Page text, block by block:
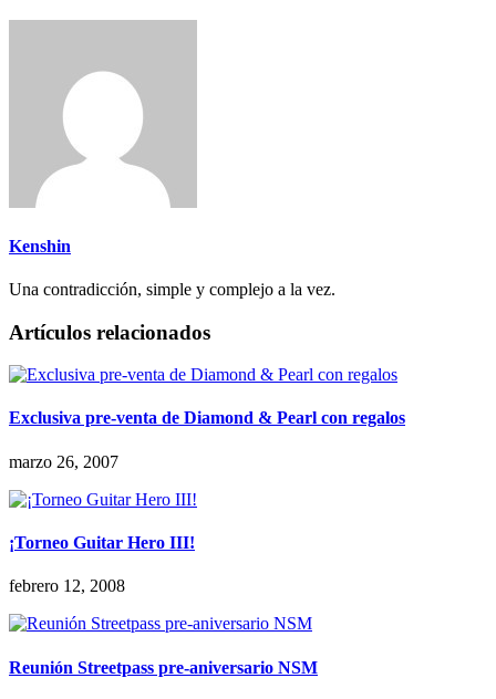
Kenshin
Una contradicción, simple y complejo a la vez.
Artículos relacionados
Exclusiva pre-venta de Diamond & Pearl con regalos
marzo 26, 2007
¡Torneo Guitar Hero III!
febrero 12, 2008
Reunión Streetpass pre-aniversario NSM